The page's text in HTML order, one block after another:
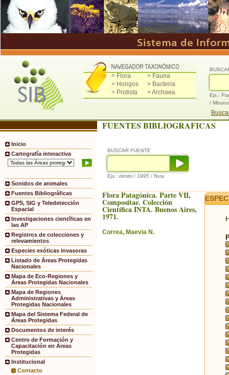
> Flora
> Fauna
> Hongos
> Bacteria
> Protista
> Archaea
Ejs.:
/
Inicio
Cartografía interactiva
Sonidos de animales
Fuentes Bibliográficas
GPS, SIG y Teledetección
Espacial
Investigaciones científicas en
las AP
Registros de colecciones y
relevamientos
Especies exóticas invasoras
Listado de Áreas Protegidas
Nacionales
Mapa de Eco-Regiones y
Áreas Protegidas Nacionales
Mapa de Regiones
Administrativas y Áreas
Protegidas Nacionales
Mapa del Sistema Federal de
Áreas Protegidas
Documentos de interés
Centro de Formación y
Capacitación en Áreas
Protegidas
Institucional
Contacto
FUENTES BIBLIOGRAFICAS
BUSCAR FUENTE
Ejs.: dimitri / 1995 / flora
Flora Patagónica. Parte VII,
Compositae. Colección
Científica INTA. Buenos Aires,
1971.
Correa, Maevia N.